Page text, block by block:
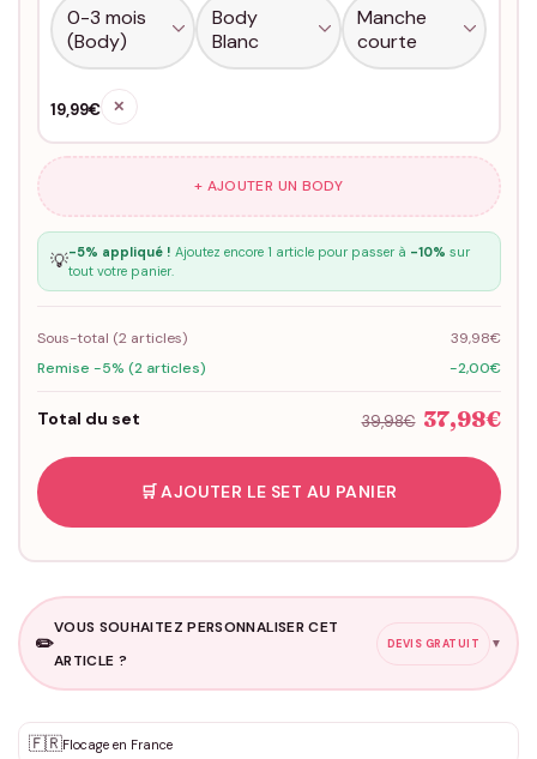
19,99€ ✕
+ AJOUTER UN BODY
💡-5% appliqué ! Ajoutez encore 1 article pour passer à -10% sur
tout votre panier.
Sous-total (2articles)
39,98€
Remise -5% (2 articles)
-2,00€
Total du set 39,98€ 37,98€
🛒 AJOUTER LE SET AU PANIER
✏️
VOUS SOUHAITEZ PERSONNALISER CET
ARTICLE ?
DEVIS GRATUIT ▼
✨ Personnalisation sur mesure
🇫🇷Flocage en France